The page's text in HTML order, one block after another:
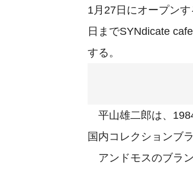
1月27日にオープン
日までSYNdicate
する。
平山雄二郎は、
国内コレクションブ
アンドモスのブラ